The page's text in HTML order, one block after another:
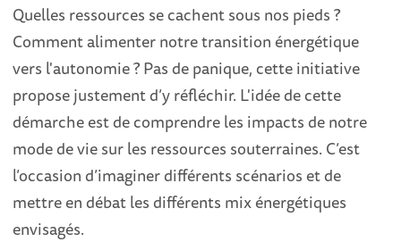
Quelles ressources se cachent sous nos pieds ?
Comment alimenter notre transition énergétique
vers l'autonomie ? Pas de panique, cette initiative
propose justement d’y réfléchir. L'idée de cette
démarche est de comprendre les impacts de notre
mode de vie sur les ressources souterraines. C’est
l’occasion d’imaginer différents scénarios et de
mettre en débat les différents mix énergétiques
envisagés.